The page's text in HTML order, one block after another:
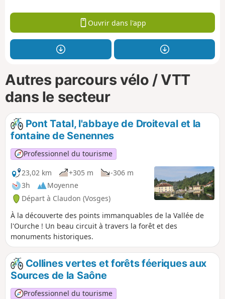
Ouvrir dans l'app
Autres parcours vélo / VTT
dans le secteur
Pont Tatal, l'abbaye de Droiteval et la
fontaine de Senennes
Professionnel du tourisme
23,02 km
+305 m
-306 m
3h
Moyenne
Départ à Claudon (Vosges)
À la découverte des points immanquables de la Vallée de
l'Ourche ! Un beau circuit à travers la forêt et des
monuments historiques.
Collines vertes et forêts féeriques aux
Sources de la Saône
Professionnel du tourisme